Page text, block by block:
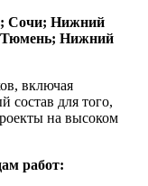
Сочи; Нижний
Тюмень; Нижний
включая
для того,
на высоком
работ: